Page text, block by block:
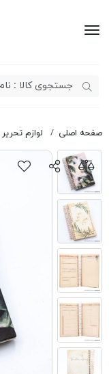
صفحه اصلی لوازم تحریر